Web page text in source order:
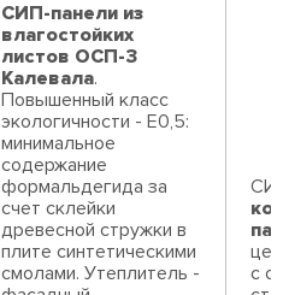
СИП-панели из
влагостойких
листов ОСП-3
Калевала.
Повышенный класс
экологичности - Е0,5:
минимальное
содержание
формальдегида за
счет склейки
древесной стружки в
плите синтетическими
смолами. Утеплитель -
с